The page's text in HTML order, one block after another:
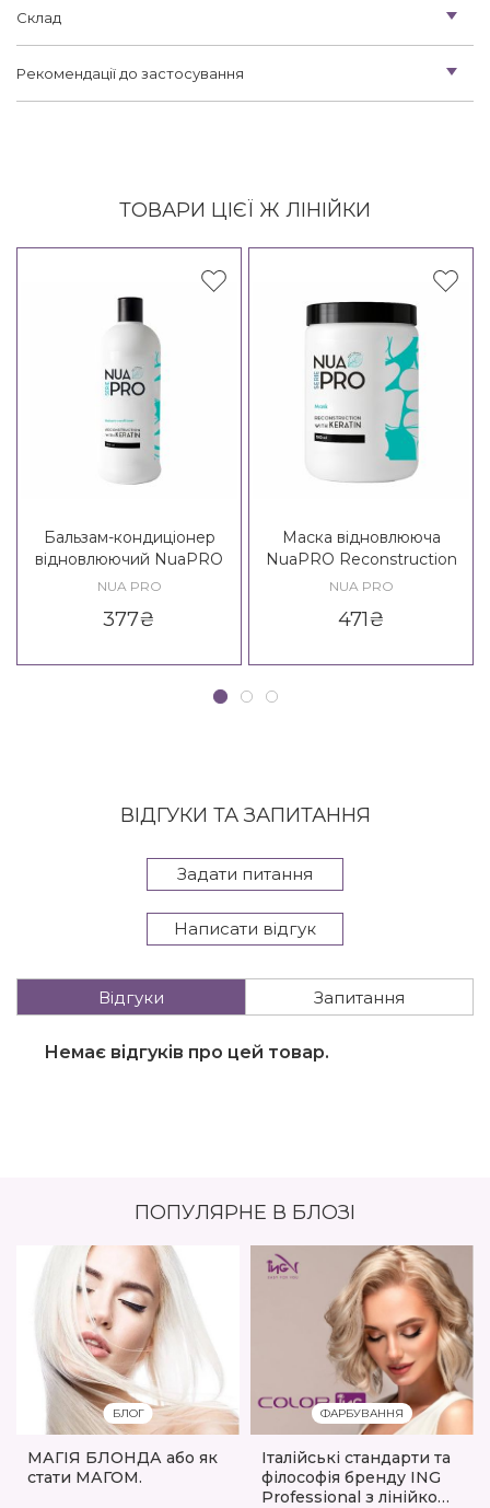
Склад
Рекомендації до застосування
ТОВАРИ ЦІЄЇ Ж ЛІНІЙКИ
Бальзам-кондиціонер
відновлюючий NuaPRO
Reconstruction With
New Formula
NUA PRO
377₴
Маска відновлююча
NuaPRO Reconstruction
With Keratin Mask New
NUA PRO
471₴
ВІДГУКИ ТА ЗАПИТАННЯ
Задати питання
Написати відгук
Відгуки Запитання
Немає відгуків про цей товар.
ПОПУЛЯРНЕ В БЛОЗІ
БЛОГ
МАГІЯ БЛОНДА або як
стати МАГОМ.
ФАРБУВАННЯ
Італійські стандарти та
філософія бренду ING
Professional з лінійкою